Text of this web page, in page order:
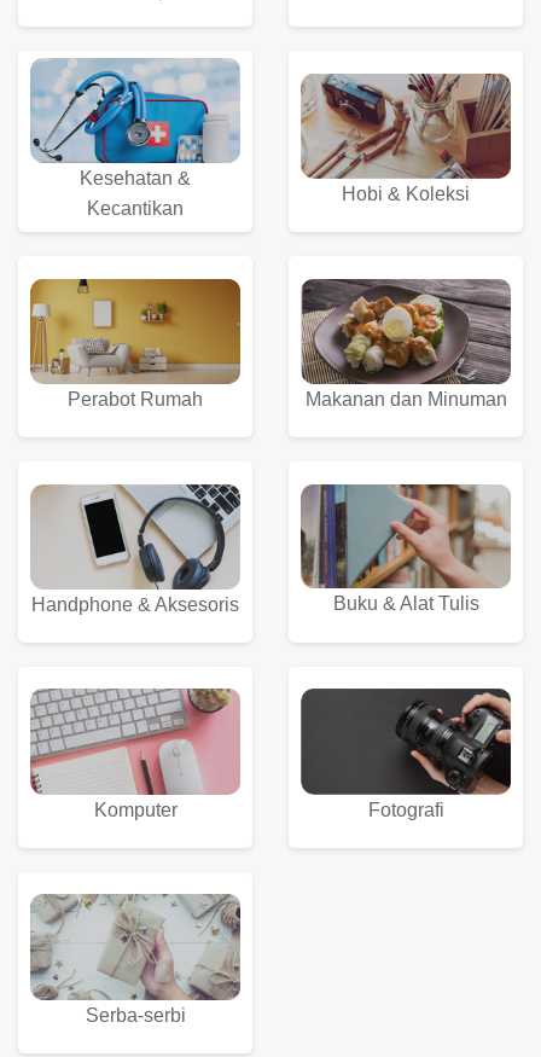
Kesehatan &
Kecantikan
Hobi & Koleksi
Perabot Rumah Makanan dan Minuman
Handphone & Aksesoris Buku & Alat Tulis
Komputer Fotografi
Serba-serbi